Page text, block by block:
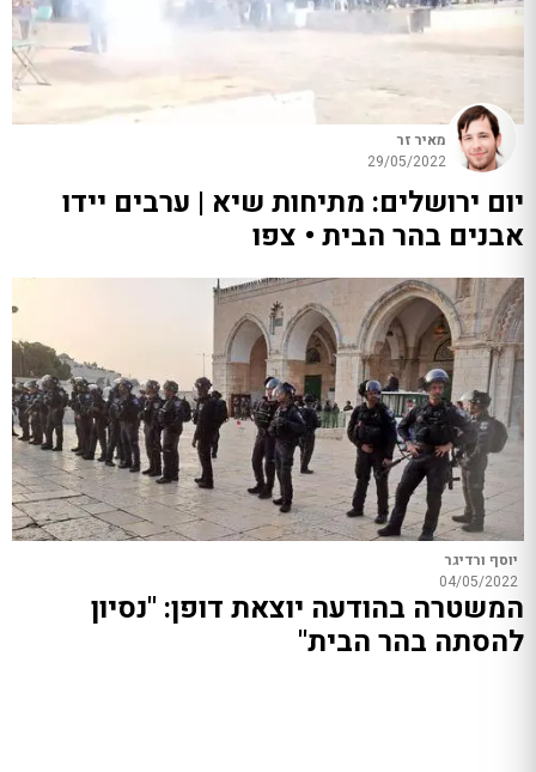
מאיר זר
29/05/2022
יום ירושלים: מתיחות שיא | ערבים יידו
אבנים בהר הבית • צפו
יוסף ורדיגר
04/05/2022
המשטרה בהודעה יוצאת דופן: "נסיון
להסתה בהר הבית"